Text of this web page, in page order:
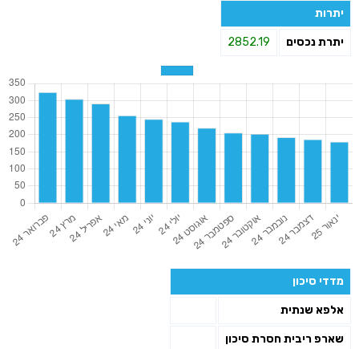
יתרות
יתרת נכסים 2852.19
מדדי סיכון
אלפא שנתית
שארפ ריבית חסרת סיכון